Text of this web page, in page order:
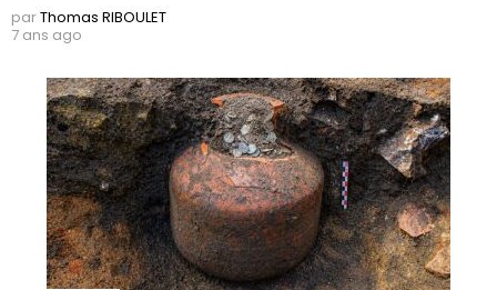
parThomas RIBOULET
7 ans ago